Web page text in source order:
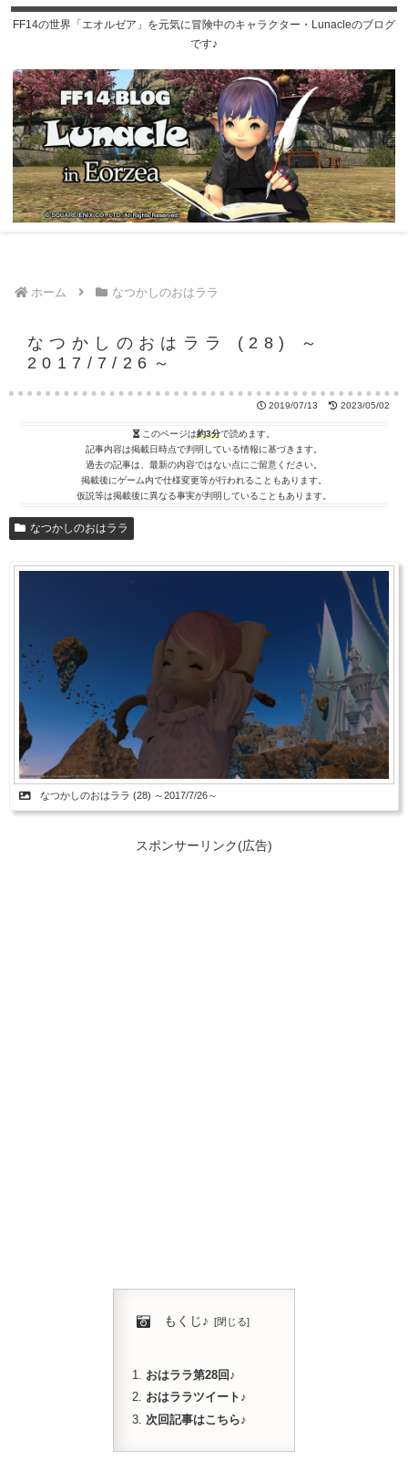
FF14の世界「エオルゼア」を元気に冒険中のキャラクター・Lunacleのブログ
です♪
ホーム なつかしのおはララ
なつかしのおはララ (28) ～
2017/7/26～
2019/07/13 2023/05/02
このページは約3分で読めます。
記事内容は掲載日時点で判明している情報に基づきます。
過去の記事は、最新の内容ではない点にご留意ください。
掲載後にゲーム内で仕様変更等が行われることもあります。
仮説等は掲載後に異なる事実が判明していることもあります。
なつかしのおはララ
なつかしのおはララ (28) ～2017/7/26～
スポンサーリンク(広告)
もくじ♪
おはララ第28回♪
おはララツイート♪
次回記事はこちら♪